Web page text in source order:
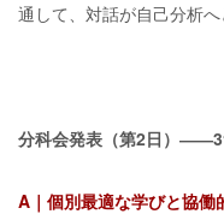
通して、対話が自己分析へ
分科会発表（第2日）――3
A｜個別最適な学びと協働